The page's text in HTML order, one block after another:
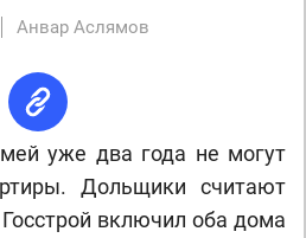
Анвар Аслямов
уже два года не могут
Дольщики считают
включил оба дома